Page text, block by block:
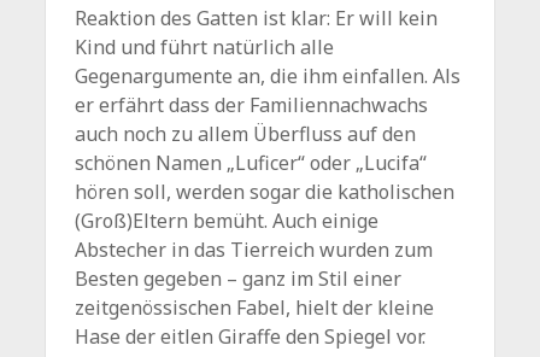
Reaktion des Gatten ist klar: Er will kein
Kind und führt natürlich alle
Gegenargumente an, die ihm einfallen. Als
er erfährt dass der Familiennachwachs
auch noch zu allem Überfluss auf den
schönen Namen „Luficer“ oder „Lucifa“
hören soll, werden sogar die katholischen
(Groß)Eltern bemüht. Auch einige
Abstecher in das Tierreich wurden zum
Besten gegeben – ganz im Stil einer
zeitgenössischen Fabel, hielt der kleine
Hase der eitlen Giraffe den Spiegel vor.